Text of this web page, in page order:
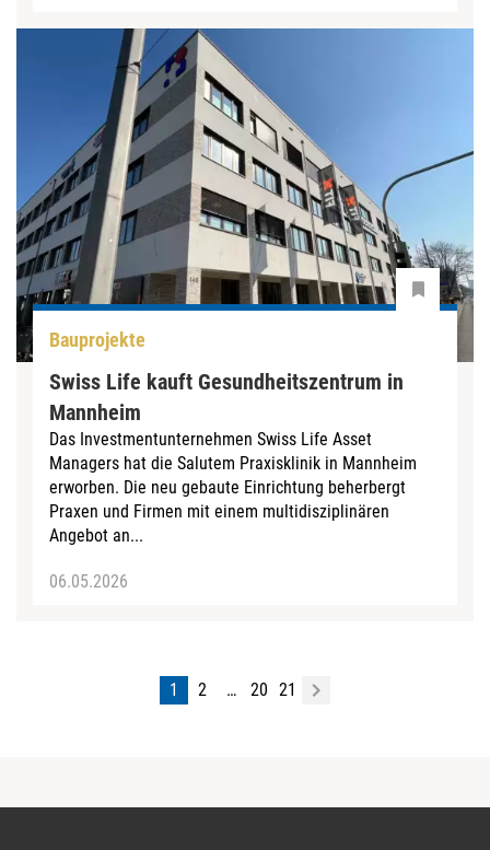
Bauprojekte
Swiss Life kauft Gesundheitszentrum in
Mannheim
Das Investmentunternehmen Swiss Life Asset
Managers hat die Salutem Praxisklinik in Mannheim
erworben. Die neu gebaute Einrichtung beherbergt
Praxen und Firmen mit einem multidisziplinären
Angebot an...
06.05.2026
1 2 … 20 21